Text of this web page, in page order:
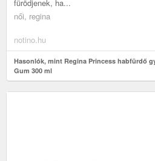
fürödjenek, ha...
női, regina
notino.hu
Hasonlók, mint Regina Princess habfürdő
Gum 300 ml